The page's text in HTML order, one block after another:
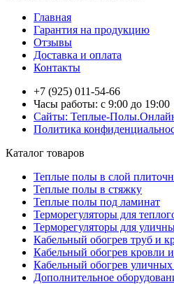
Главная
Гарантия на продукцию
Отзывы
Доставка и оплата
Контакты
+7 (925) 011-54-66
Часы работы: с 9:00 до 19:00
Сайты: Теплые-
Политика
Каталог товаров
Теплые полы в слой
Теплые полы в стяжку
Теплые полы под ламинат
Терморегуляторы для
Терморегуляторы для
Кабельный обогрев труб и
Кабельный обогрев кровли
Кабельный обогрев
Дополнительное